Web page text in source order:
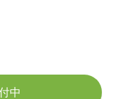
中